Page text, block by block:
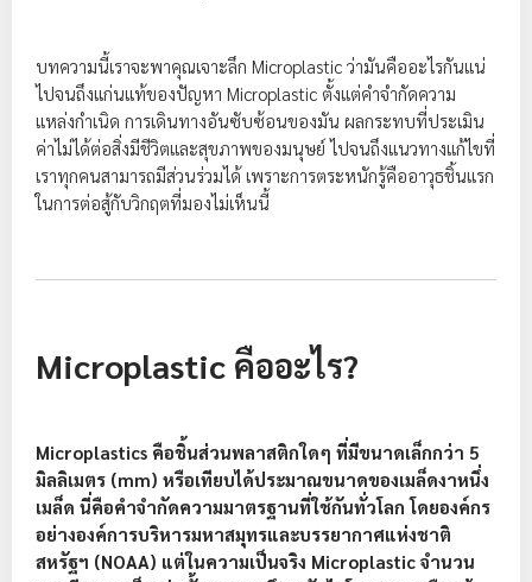
บทความนี้เราจะพาคุณเจาะลึก Microplastic ว่ามันคืออะไรกันแน่
ไปจนถึงแก่นแท้ของปัญหา Microplastic ตั้งแต่คำจำกัดความ
แหล่งกำเนิด การเดินทางอันซับซ้อนของมัน ผลกระทบที่ประเมิน
ค่าไม่ได้ต่อสิ่งมีชีวิตและสุขภาพของมนุษย์ ไปจนถึงแนวทางแก้ไขที่
เราทุกคนสามารถมีส่วนร่วมได้ เพราะการตระหนักรู้คืออาวุธชิ้นแรก
ในการต่อสู้กับวิกฤตที่มองไม่เห็นนี้
Microplastic คืออะไร?
Microplastics คือชิ้นส่วนพลาสติกใดๆ ที่มีขนาดเล็กกว่า 5
มิลลิเมตร (mm) หรือเทียบได้ประมาณขนาดของเมล็ดงาหนึ่ง
เมล็ด นี่คือคำจำกัดความมาตรฐานที่ใช้กันทั่วโลก โดยองค์กร
อย่างองค์การบริหารมหาสมุทรและบรรยากาศแห่งชาติ
สหรัฐฯ (NOAA) แต่ในความเป็นจริง Microplastic จำนวน